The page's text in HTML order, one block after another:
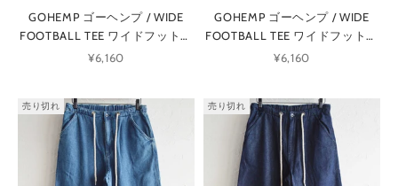
GOHEMP ゴーヘンプ / WIDE
FOOTBALL TEE ワイドフットボ
ールTEE (HONEY YELLOW ハニ
セール価格
¥6,160
GOHEMP ゴーヘンプ / WIDE
FOOTBALL TEE ワイドフットボ
ールTEE (SADDLE BROWN サド
セール価格
¥6,160
売り切れ 売り切れ